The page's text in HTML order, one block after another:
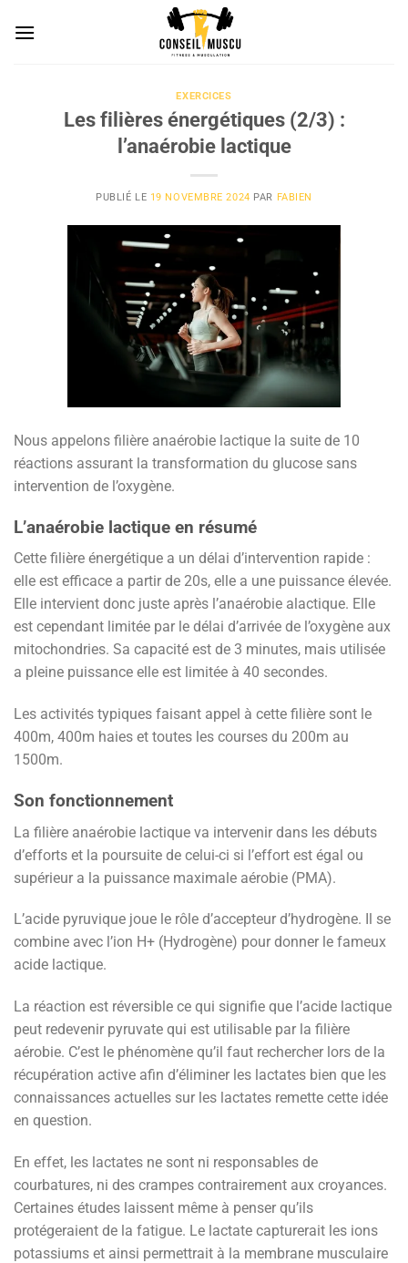
EXERCICES
Les filières énergétiques (2/3) :
l’anaérobie lactique
PUBLIÉ LE 19 NOVEMBRE 2024 PAR FABIEN
Nous appelons filière anaérobie lactique la suite de 10
réactions assurant la transformation du glucose sans
intervention de l’oxygène.
L’anaérobie lactique en résumé
Cette filière énergétique a un délai d’intervention rapide :
elle est efficace a partir de 20s, elle a une puissance élevée.
Elle intervient donc juste après l’anaérobie alactique. Elle
est cependant limitée par le délai d’arrivée de l’oxygène aux
mitochondries. Sa capacité est de 3 minutes, mais utilisée
a pleine puissance elle est limitée à 40 secondes.
Les activités typiques faisant appel à cette filière sont le
400m, 400m haies et toutes les courses du 200m au
1500m.
Son fonctionnement
La filière anaérobie lactique va intervenir dans les débuts
d’efforts et la poursuite de celui-ci si l’effort est égal ou
supérieur a la puissance maximale aérobie (PMA).
L’acide pyruvique joue le rôle d’accepteur d’hydrogène. Il se
combine avec l’ion H+ (Hydrogène) pour donner le fameux
acide lactique.
La réaction est réversible ce qui signifie que l’acide lactique
peut redevenir pyruvate qui est utilisable par la filière
aérobie. C’est le phénomène qu’il faut rechercher lors de la
récupération active afin d’éliminer les lactates bien que les
connaissances actuelles sur les lactates remette cette idée
en question.
En effet, les lactates ne sont ni responsables de
courbatures, ni des crampes contrairement aux croyances.
Certaines études laissent même à penser qu’ils
protégeraient de la fatigue. Le lactate capturerait les ions
potassiums et ainsi permettrait à la membrane musculaire